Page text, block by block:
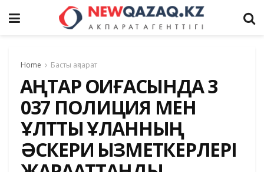
Home Басты ақпарат
ҚАҢТАР ОҚИҒАСЫНДА 3
037 ПОЛИЦИЯ МЕН
ҰЛТТЫҚ ҰЛАННЫҢ
ӘСКЕРИ ҚЫЗМЕТКЕРЛЕРІ